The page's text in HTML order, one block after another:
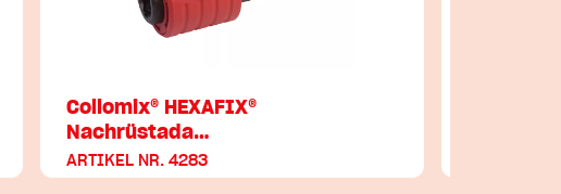
Collomix® HEXAFIX®
Nachrüstada…
ARTIKEL NR. 4283